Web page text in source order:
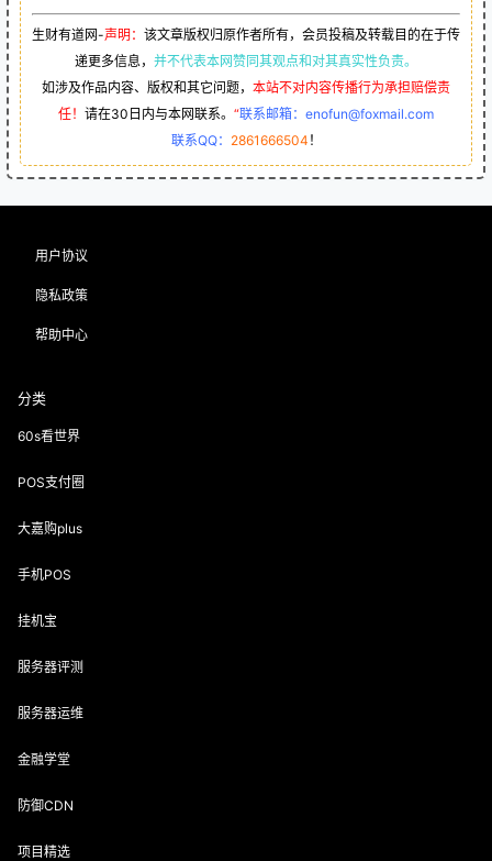
生财有道网-声明： 该文章版权归原作者所有，会员投稿及转载目的在于传
递更多信息， 并不代表本网赞同其观点和对其真实性负责。
如涉及作品内容、版权和其它问题， 本站不对内容传播行为承担赔偿责
任！ 请在30日内与本网联系。 “联系邮箱：enofun@foxmail.com
联系QQ： 2861666504 ！
用户协议
隐私政策
帮助中心
分类
60s看世界
POS支付圈
大嘉购plus
手机POS
挂机宝
服务器评测
服务器运维
金融学堂
防御CDN
项目精选